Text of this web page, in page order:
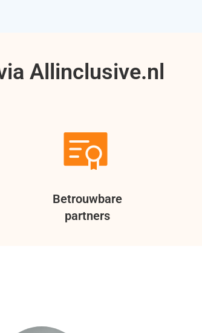
Allinclusive.nl
Betrouwbare
partners